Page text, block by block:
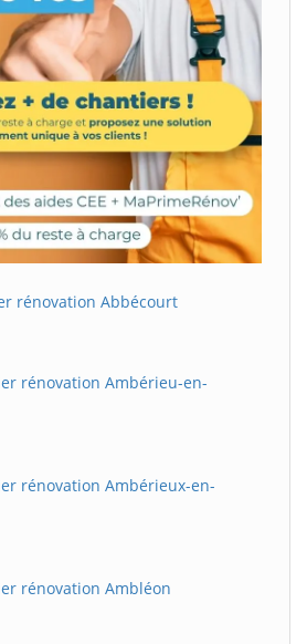
rénovation Abbécourt
rénovation Ambérieu-en-
rénovation Ambérieux-en-
rénovation Ambléon